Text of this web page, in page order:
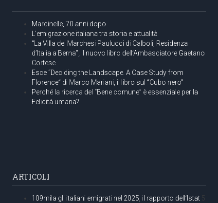
Marcinelle, 70 anni dopo
L’emigrazione italiana tra storia e attualità
“La Villa dei Marchesi Paulucci di Calboli, Residenza
d’Italia a Berna”, il nuovo libro dell’Ambasciatore Gaetano
Cortese
Esce “Deciding the Landscape. A Case Study from
Florence” di Marco Mariani, il libro sul “Cubo nero”
Perché la ricerca del “Bene comune” è essenziale per la
Felicità umana?
ARTICOLI
109mila gli italiani emigrati nel 2025, il rapporto dell’Istat 5